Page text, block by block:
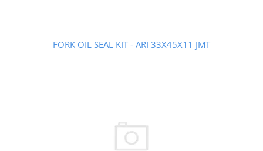
FORK OIL SEAL KIT - ARI 33X45X11 JMT